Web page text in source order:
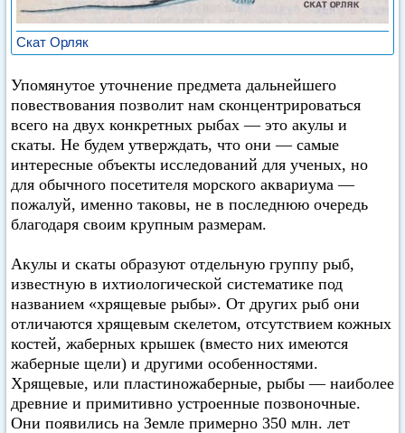
Скат Орляк
Упомянутое уточнение предмета дальнейшего
повествования позволит нам сконцентрироваться
всего на двух конкретных рыбах — это акулы и
скаты. Не будем утверждать, что они — самые
интересные объекты исследований для ученых, но
для обычного посетителя морского аквариума —
пожалуй, именно таковы, не в последнюю очередь
благодаря своим крупным размерам.
Акулы и скаты образуют отдельную группу рыб,
известную в ихтиологической систематике под
названием «хрящевые рыбы». От других рыб они
отличаются хрящевым скелетом, отсутствием кожных
костей, жаберных крышек (вместо них имеются
жаберные щели) и другими особенностями.
Хрящевые, или пластиножаберные, рыбы — наиболее
древние и примитивно устроенные позвоночные.
Они появились на Земле примерно 350 млн. лет